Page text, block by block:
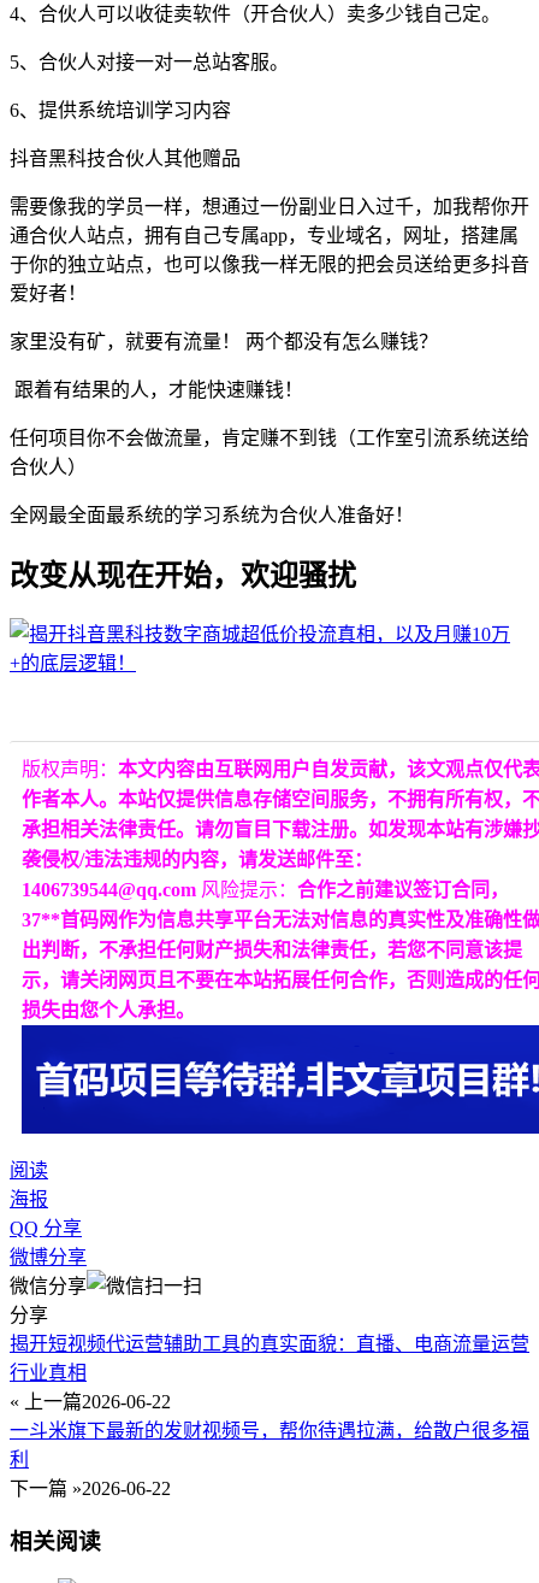
4、合伙人可以收徒卖软件（开合伙人）卖多少钱自己定。
5、合伙人对接一对一总站客服。
6、提供系统培训学习内容
抖音黑科技合伙人其他赠品
需要像我的学员一样，想通过一份副业日入过千，加我帮你开
通合伙人站点，拥有自己专属app，专业域名，网址，搭建属
于你的独立站点，也可以像我一样无限的把会员送给更多抖音
爱好者！
家里没有矿，就要有流量！ 两个都没有怎么赚钱？
跟着有结果的人，才能快速赚钱！
任何项目你不会做流量，肯定赚不到钱（工作室引流系统送给
合伙人）
全网最全面最系统的学习系统为合伙人准备好！
改变从现在开始，欢迎骚扰
版权声明： 本文内容由互联网用户自发贡献，该文观点仅代
作者本人。本站仅提供信息存储空间服务，不拥有所有权，
承担相关法律责任。请勿盲目下载注册。如发现本站有涉嫌
袭侵权/违法违规的内容，请发送邮件至：
1406739544@qq.com 风险提示： 合作之前建议签订合同，
37**首码网作为信息共享平台无法对信息的真实性及准确性
出判断，不承担任何财产损失和法律责任，若您不同意该提
示，请关闭网页且不要在本站拓展任何合作，否则造成的任
损失由您个人承担。
阅读
海报
QQ 分享
微博分享
微信分享
分享
揭开短视频代运营辅助工具的真实面貌：直播、电商流量运营
行业真相
« 上一篇2026-06-22
一斗米旗下最新的发财视频号，帮你待遇拉满，给散户很多福
利
下一篇 »2026-06-22
相关阅读